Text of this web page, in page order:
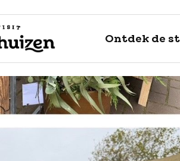
Ontdek de